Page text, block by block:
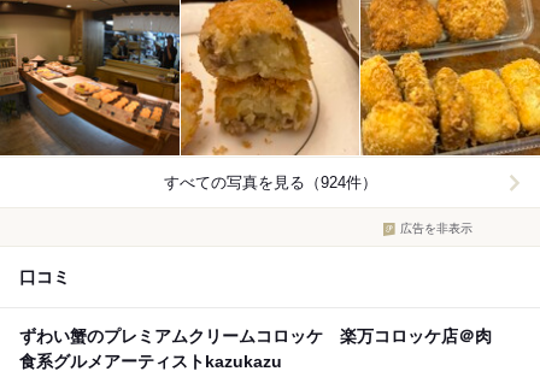
すべての写真を見る（924件）
広告を非表示
口コミ
ずわい蟹のプレミアムクリームコロッケ 楽万コロッケ店＠肉
食系グルメアーティストkazukazu